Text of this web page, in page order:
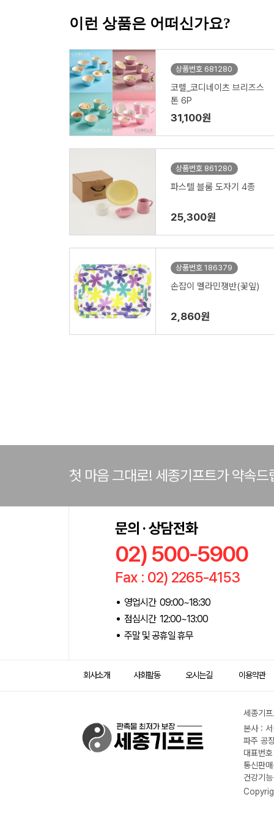
이런 상품은 어떠신가요?
상품번호 681280
코렐_코디네이츠 브리즈스
톤 6P
31,100원
상품번호 861280
파스텔 블룸 도자기 4종
25,300원
상품번호 186379
손잡이 멜라민쟁반(꽃잎)
2,860원
첫 마음 그대로! 세종기프트가 약속드
문의 · 상담전화
02) 500-5900
Fax : 02) 2265-4153
영업시간 09:00~18:30
점심시간 12:00~13:00
주말 및 공휴일 휴무
회사소개 사회활동 오시는길 이용약관
세종기
본사 :
파주 공
대표번
통신판
건강기